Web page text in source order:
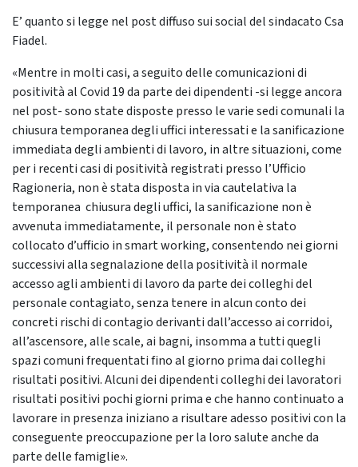
E’ quanto si legge nel post diffuso sui social del sindacato Csa
Fiadel.
«Mentre in molti casi, a seguito delle comunicazioni di
positività al Covid 19 da parte dei dipendenti -si legge ancora
nel post- sono state disposte presso le varie sedi comunali la
chiusura temporanea degli uffici interessati e la sanificazione
immediata degli ambienti di lavoro, in altre situazioni, come
per i recenti casi di positività registrati presso l’Ufficio
Ragioneria, non è stata disposta in via cautelativa la
temporanea chiusura degli uffici, la sanificazione non è
avvenuta immediatamente, il personale non è stato
collocato d’ufficio in smart working, consentendo nei giorni
successivi alla segnalazione della positività il normale
accesso agli ambienti di lavoro da parte dei colleghi del
personale contagiato, senza tenere in alcun conto dei
concreti rischi di contagio derivanti dall’accesso ai corridoi,
all’ascensore, alle scale, ai bagni, insomma a tutti quegli
spazi comuni frequentati fino al giorno prima dai colleghi
risultati positivi. Alcuni dei dipendenti colleghi dei lavoratori
risultati positivi pochi giorni prima e che hanno continuato a
lavorare in presenza iniziano a risultare adesso positivi con la
conseguente preoccupazione per la loro salute anche da
parte delle famiglie».